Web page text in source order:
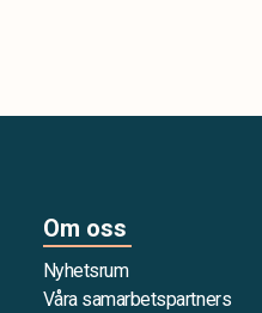
Om oss
Nyhetsrum
Våra samarbetspartners